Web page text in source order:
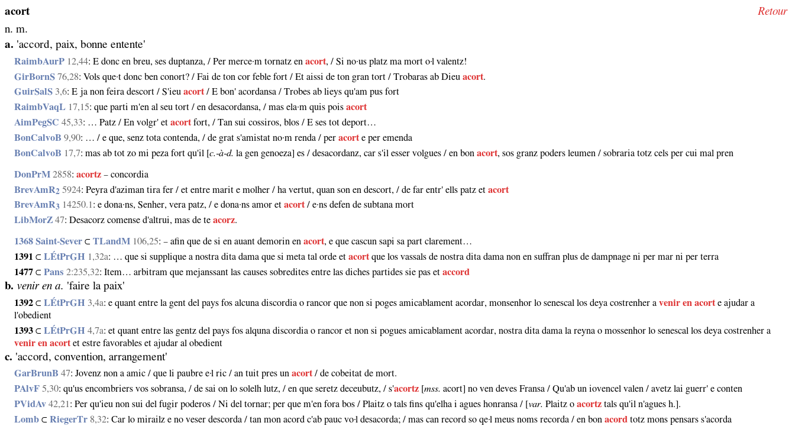
acort
Retour
n. m.
a. 'accord, paix, bonne entente'
RaimbAurP 12,44: E donc en breu, ses duptanza, / Per merce·m tornatz enacort, / Si no·us platz ma mort o·l valentz!
GirBornS 76,28: Vols que·t donc ben conort? / Fai de ton cor feble fort / Et aissi de ton gran tort / Trobaras ab Dieuacort.
GuirSalS 3,6: E ja non feira descort / S'ieuacort/ E bon' acordansa / Trobes ab lieys qu'am pus fort
RaimbVaqL 17,15: que parti m'en al seu tort / en desacordansa, / mas ela·m quis poisacort
AimPegSC 45,33: … Patz / En volgr' etacortfort, / Tan sui cossiros, blos / E ses tot deport…
BonCalvoB 9,90: … / e que, senz tota contenda, / de grat s'amistat no·m renda / peracorte per emenda
BonCalvoB 17,7: mas ab tot zo mi peza fort qu'il [c.‑à‑d. la gen genoeza] es / desacordanz, car s'il esser volgues / en bonacort, sos granz poders leumen / sobraria totz cels per cui mal pren
DonPrM 2858:acortz – concordia
BrevAmR2 5924: Peyra d'aziman tira fer / et entre marit e molher / ha vertut, quan son en descort, / de far entr' ells patz etacort
BrevAmR3 14250.1: e dona·ns, Senher, vera patz, / e dona·ns amor etacort/ e·ns defen de subtana mort
LibMorZ 47: Desacorz comense d'altrui, mas de teacorz.
1368 Saint‑Sever ⊂TLandM 106,25: – afin que de si en auant demorin enacort, e que cascun sapi sa part clarement…
1391 ⊂LÉtPrGH 1,32a: … que si supplique a nostra dita dama que si meta tal orde etacortque los vassals de nostra dita dama non en suffran plus de dampnage ni per mar ni per terra
1477 ⊂Pans 2:235,32: Item… arbitram que mejanssant las causes sobredites entre las diches partides sie pas etaccord
b. venir en a. 'faire la paix'
1392 ⊂LÉtPrGH 3,4a: e quant entre la gent del pays fos alcuna discordia o rancor que non si poges amicablament acordar, monsenhor lo senescal los deya costrenher avenir en acorte ajudar a
l'obedient
1393 ⊂LÉtPrGH 4,7a: et quant entre las gentz del pays fos alquna discordia o rancor et non si pogues amicablament acordar, nostra dita dama la reyna o mossenhor lo senescal los deya costrenher a
venir en acortet estre favorables et ajudar al obedient
c. 'accord, convention, arrangement'
GarBrunB 47: Jovenz non a amic / que li paubre e·l ric / an tuit pres unacort/ de cobeitat de mort.
PAlvF 5,30: qu'us encombriers vos sobransa, / de sai on lo solelh lutz, / en que seretz deceubutz, / s'acortz [mss.acort] no ven deves Fransa / Qu'ab un iovencel valen / avetz lai guerr' e conten
PVidAv 42,21 : Per qu'ieu non sui del fugir poderos / Ni del tornar; per que m'en fora bos / Plaitz o tals fins qu'elha i agues honransa / [var. Plaitz oacortz tals qu'il n'agues h.].
Lomb ⊂RiegerTr 8,32: Car lo mirailz e no veser descorda / tan mon acord c'ab pauc vo·l desacorda; / mas can record so qe·l meus noms recorda / en bonacord totz mons pensars s'acorda